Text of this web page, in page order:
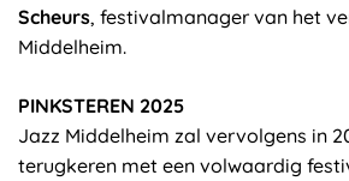
Scheurs, festivalmanager van het
Middelheim.
PINKSTEREN 2025
Jazz Middelheim zal vervolgens in
terugkeren met een volwaardig